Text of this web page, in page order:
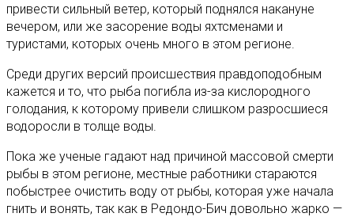
привести сильный ветер, который поднялся накануне
вечером, или же засорение воды яхтсменами и
туристами, которых очень много в этом регионе.
Среди других версий происшествия правдоподобным
кажется и то, что рыба погибла из-за кислородного
голодания, к которому привели слишком разросшиеся
водоросли в толще воды.
Пока же ученые гадают над причиной массовой смерти
рыбы в этом регионе, местные работники стараются
побыстрее очистить воду от рыбы, которая уже начала
гнить и вонять, так как в Редондо-Бич довольно жарко —